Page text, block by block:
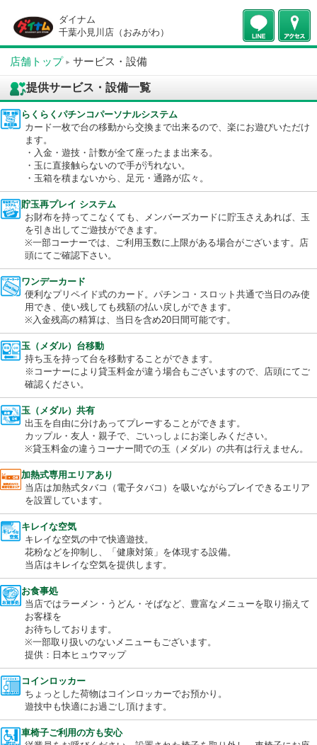
ダイナム
千葉小見川店（おみがわ）
店舗トップ サービス・設備
提供サービス・設備一覧
らくらくパチンコパーソナルシステム
カード一枚で台の移動から交換まで出来るので、楽にお遊びいた
ます。
・入金・遊技・計数が全て座ったまま出来る。
・玉に直接触らないので手が汚れない。
・玉箱を積まないから、足元・通路が広々。
貯玉再プレイ システム
お財布を持ってこなくても、メンバーズカードに貯玉さえあれば
を引き出してご遊技ができます。
※一部コーナーでは、ご利用玉数に上限がある場合がございます
ワンデーカード
便利なプリペイド式のカード。パチンコ・スロット共通で当日の
用でき、使い残しても残額の払い戻しができます。
※入金残高の精算は、当日を含め20日間可能です。
玉（メダル）台移動
持ち玉を持って台を移動することができます。
※コーナーにより貸玉料金が違う場合もございますので、店頭に
確認ください。
玉（メダル）共有
出玉を自由に分けあってプレーすることができます。
カップル・友人・親子で、ごいっしょにお楽しみください。
※貸玉料金の違うコーナー間での玉（メダル）の共有は行えませ
加熱式専用エリアあり
当店は加熱式タバコ（電子タバコ）を吸いながらプレイできるエ
を設置しています。
キレイな空気
キレイな空気の中で快適遊技。
花粉などを抑制し、「健康対策」を体現する設備。
当店はキレイな空気を提供します。
お食事処
当店ではラーメン・うどん・そばなど、豊富なメニューを取り揃
お客様を
※一部取り扱いのないメニューもございます。
提供：日本ヒュウマップ
コインロッカー